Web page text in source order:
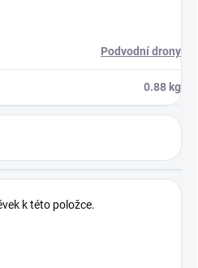
Podvodní drony
0.88 kg
k této položce.